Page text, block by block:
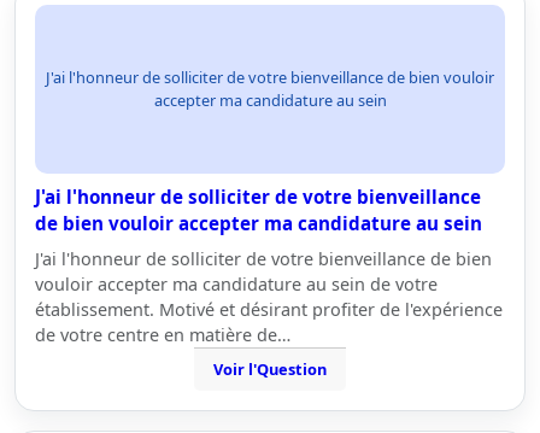
J'ai l'honneur de solliciter de votre bienveillance de bien vouloir
accepter ma candidature au sein
J'ai l'honneur de solliciter de votre bienveillance
de bien vouloir accepter ma candidature au sein
J'ai l'honneur de solliciter de votre bienveillance de bien
vouloir accepter ma candidature au sein de votre
établissement. Motivé et désirant profiter de l'expérience
de votre centre en matière de…
Voir l'Question